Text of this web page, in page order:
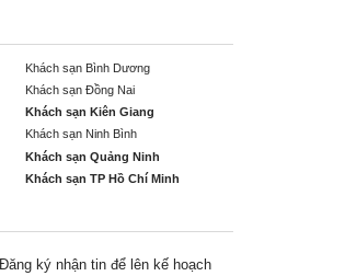
Khách sạn Bình Dương
Khách sạn Đồng Nai
Khách sạn Kiên Giang
Khách sạn Ninh Bình
Khách sạn Quảng Ninh
Khách sạn TP Hồ Chí Minh
Đăng ký nhận tin để lên kế hoạch